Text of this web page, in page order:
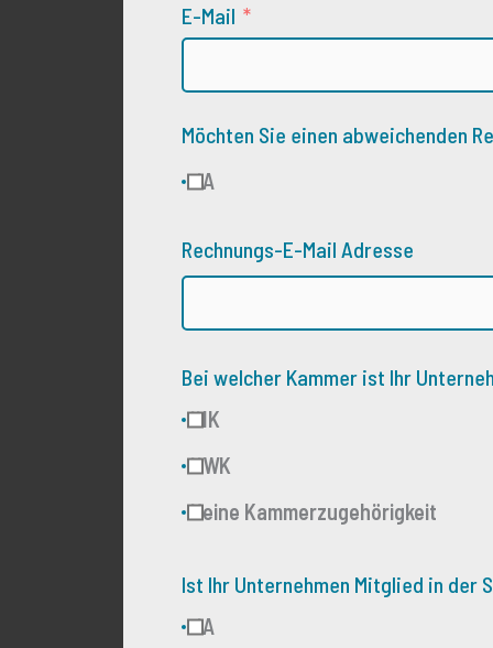
E-Mail
Möchten Sie einen abweichenden
JA
Rechnungs-E-Mail Adresse
Bei welcher Kammer ist Ihr
IHK
HWK
Keine Kammerzugehörigkeit
Ist Ihr Unternehmen Mitglied in der
JA